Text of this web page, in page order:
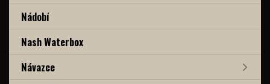
Nádobí
Nash Waterbox
Návazce